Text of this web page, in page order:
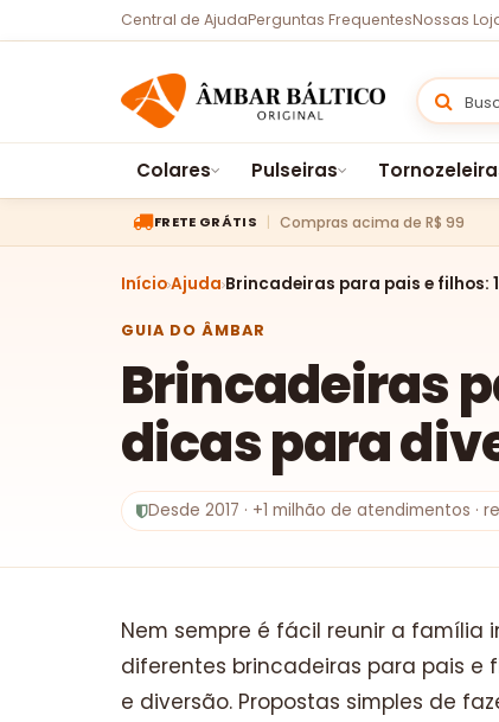
Central de AjudaPerguntas FrequentesNossas
Colares Pulseiras
FRETE GRÁTIS Compras acima de R$ 99
InícioAjuda Brincadeiras para pais e filhos:
GUIA DO ÂMBAR
Brincadeiras
dicas para
Desde 2017 · +1 milhão de atendimentos ·
Nem sempre é fácil reunir a família
diferentes brincadeiras para pais e
e diversão. Propostas simples de